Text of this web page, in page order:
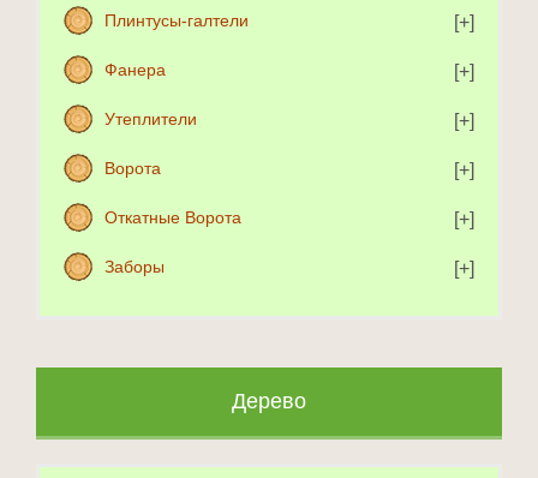
Плинтусы-галтели
Фанера
Утеплители
Ворота
Откатные Ворота
Заборы
Дерево